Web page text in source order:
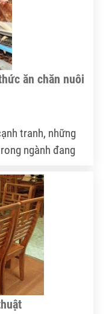
chốt đến từ
liệu chế biến.
ăn chăn nuôi
tranh, những
ngành đang
xuất thức ăn
cấp nguyên
trợ cho chế biến.